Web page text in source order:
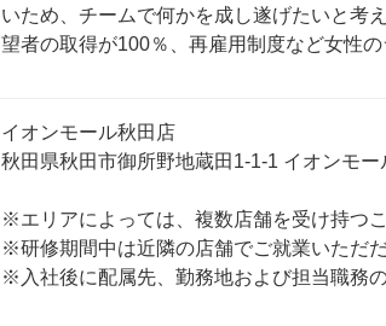
いため、チームで何かを成し遂げたいと考
望者の取得が100％、再雇用制度など女性
イオンモール秋田店
秋田県秋田市御所野地蔵田1-1-1 イオンモー
※エリアによっては、複数店舗を受け持つ
※研修期間中は近隣の店舗でご就業いただだ
※入社後に配属先、勤務地および担当職務